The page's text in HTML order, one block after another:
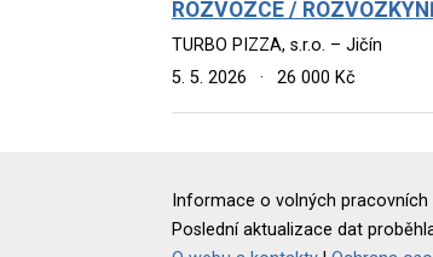
ROZVOZCE /
TURBO PIZZA, s.r.o. – Jičín
5. 5. 2026
· 26 000 Kč
Informace o volných
Poslední aktualizace dat